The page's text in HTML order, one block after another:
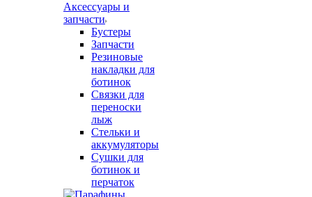
Аксессуары и
запчасти
Бустеры
Запчасти
Резиновые
накладки для
ботинок
Связки для
переноски
лыж
Стельки и
аккумуляторы
Сушки для
ботинок и
перчаток